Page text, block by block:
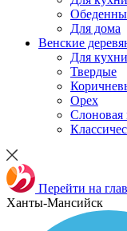
Для дома
Венские
Для кухни
Твердые
Орех
Слоновая
Перейти на
Ханты-Мансийск